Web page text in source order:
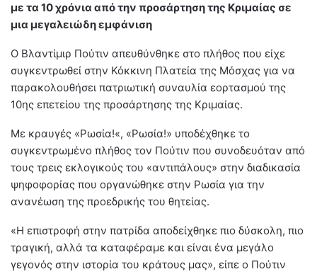
με τα 10 χρόνια από την προσάρτηση της Κριμαίας σε
μια μεγαλειώδη εμφάνιση
Ο Βλαντίμιρ Πούτιν απευθύνθηκε στο πλήθος που είχε
συγκεντρωθεί στην Κόκκινη Πλατεία της Μόσχας για να
παρακολουθήσει πατριωτική συναυλία εορτασμού της
10ης επετείου της προσάρτησης της Κριμαίας.
Με κραυγές «Ρωσία!«, «Ρωσία!» υποδέχθηκε το
συγκεντρωμένο πλήθος τον Πούτιν που συνοδευόταν από
τους τρεις εκλογικούς του «αντιπάλους» στην διαδικασία
ψηφοφορίας που οργανώθηκε στην Ρωσία για την
ανανέωση της προεδρικής του θητείας.
«Η επιστροφή στην πατρίδα αποδείχθηκε πιο δύσκολη, πιο
τραγική, αλλά τα καταφέραμε και είναι ένα μεγάλο
γεγονός στην ιστορία του κράτους μας», είπε ο Πούτιν